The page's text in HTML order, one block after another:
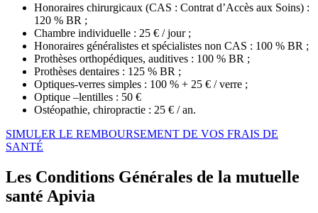
Honoraires chirurgicaux (CAS : Contrat d’Accès aux Soins) :
120 % BR ;
Chambre individuelle : 25 € / jour ;
Honoraires généralistes et spécialistes non CAS : 100 % BR ;
Prothèses orthopédiques, auditives : 100 % BR ;
Prothèses dentaires : 125 % BR ;
Optiques-verres simples : 100 % + 25 € / verre ;
Optique –lentilles : 50 €
Ostéopathie, chiropractie : 25 € / an.
SIMULER LE REMBOURSEMENT DE VOS FRAIS DE
SANTÉ
Les Conditions Générales de la mutuelle
santé Apivia